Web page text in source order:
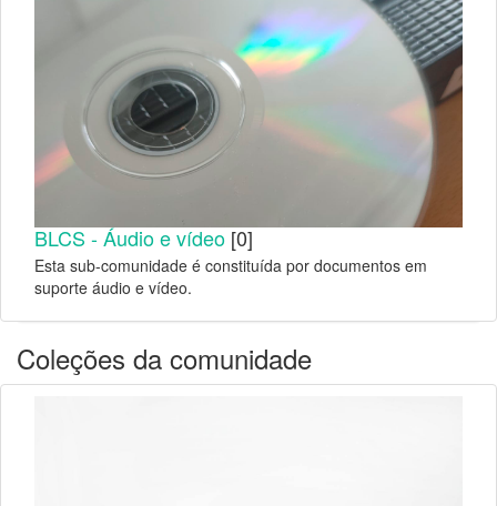
BLCS - Áudio e vídeo[0]
Esta sub-comunidade é constituída por documentos em
suporte áudio e vídeo.
Coleções da comunidade